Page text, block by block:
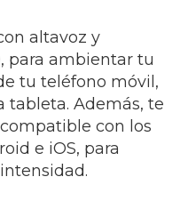
altavoz y
para ambientar tu
tu teléfono móvil,
tableta. Además, te
con los
e iOS, para